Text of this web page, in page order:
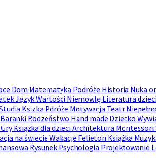
Dom Matematyka Podróże Historia Nuka
JęzykWartości Niemowlę Literatura dzieci
Studia Ksizka Pdróże Motywacja Teatr
Baranki Rodzeństwo Hand made Dziecko
GryKsiążka dla dzieciArchitektura Montessori
na świecie Wakacje Felieton Książka
Rysunek Psychologia Projektowanie